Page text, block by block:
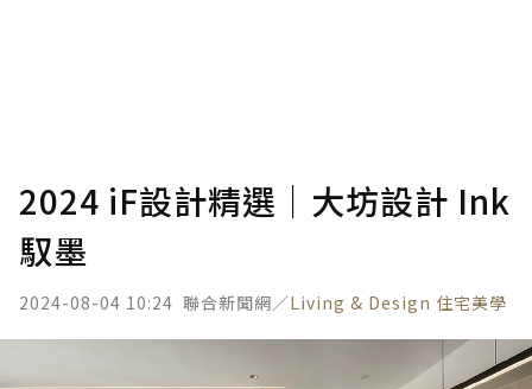
2024 iF設計精選｜大坊設計 Ink
馭墨
2024-08-04 10:24 聯合新聞網／Living & Design 住宅美學